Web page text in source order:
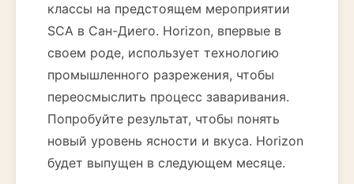
классы на предстоящем мероприятии
SCA в Сан-Диего. Horizon, впервые в
своем роде, использует технологию
промышленного разрежения, чтобы
переосмыслить процесс заваривания.
Попробуйте результат, чтобы понять
новый уровень ясности и вкуса. Horizon
будет выпущен в следующем месяце.